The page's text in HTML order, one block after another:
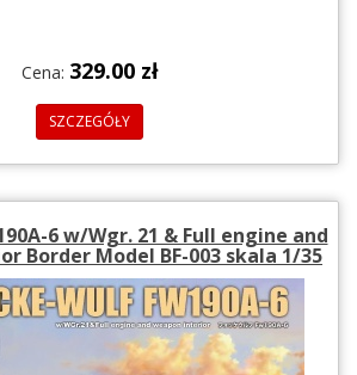
Cena: 329.00 zł
SZCZEGÓŁY
6 w/Wgr. 21 & Full engine and
Border Model BF-003 skala 1/35